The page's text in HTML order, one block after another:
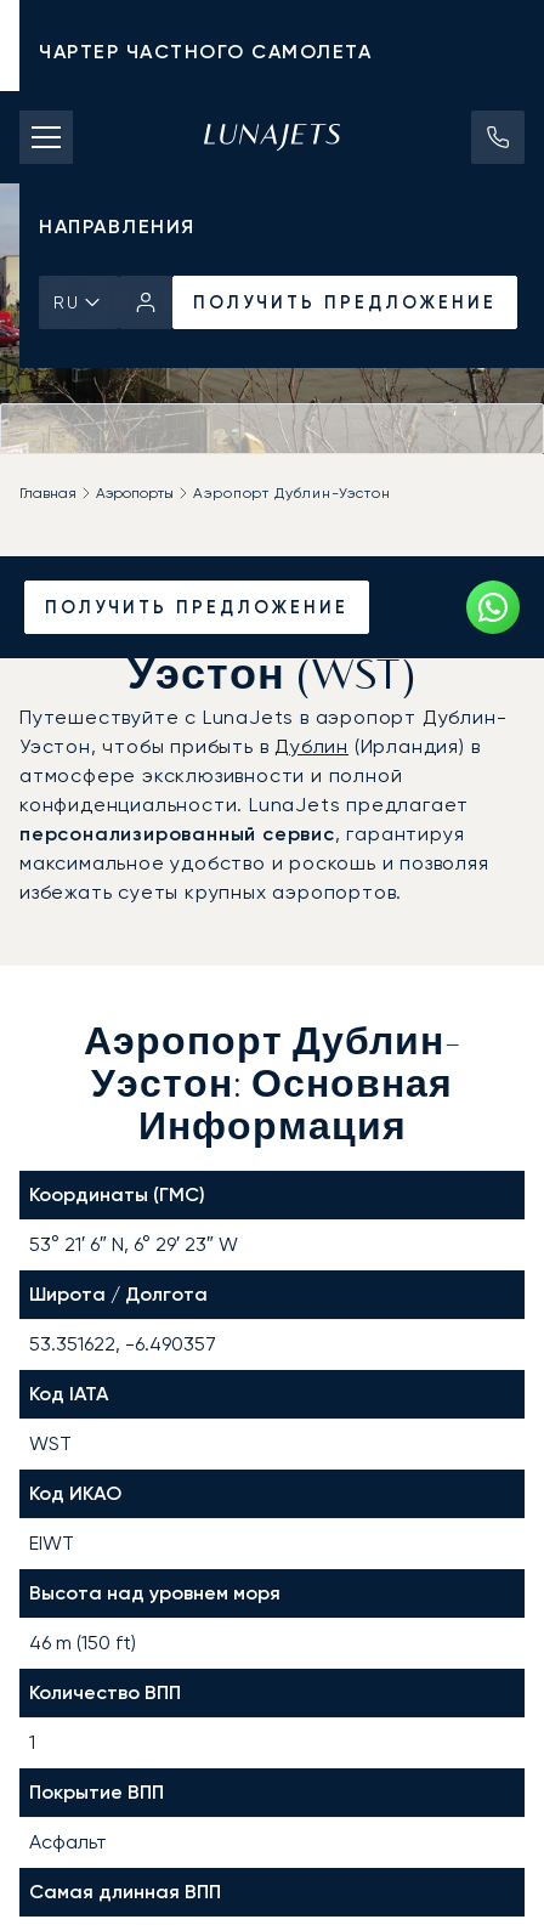
ЧАРТЕР ЧАСТНОГО САМОЛЕТА
СТОИМОСТЬ ЧАРТЕРА
ЧАСТНЫЕ САМОЛЕТЫ
НАПРАВЛЕНИЯ
RU ПОЛУЧИТЬ ПРЕДЛОЖЕНИЕ
ПОЛУЧИТЬ ПРЕДЛОЖЕНИЕ
Главная Аэропорты Аэропорт Дублин-Уэстон
Частный джет в
аэропорт Дублин-
Уэстон (WST)
Путешествуйте с LunaJets в аэропорт Дублин-
Уэстон, чтобы прибыть в Дублин (Ирландия) в
атмосфере эксклюзивности и полной
конфиденциальности. LunaJets предлагает
персонализированный сервис, гарантируя
максимальное удобство и роскошь и позволяя
избежать суеты крупных аэропортов.
Аэропорт Дублин-
Уэстон: Основная
Информация
Координаты (ГМС)
53° 21′ 6″ N, 6° 29′ 23″ W
Широта / Долгота
53.351622, -6.490357
Код IATA
WST
Код ИКАО
EIWT
Высота над уровнем моря
46 m (150 ft)
Количество ВПП
1
Покрытие ВПП
Асфальт
Самая длинная ВПП